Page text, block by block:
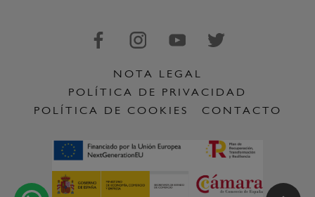
NOTA LEGAL
POLÍTICA DE PRIVACIDAD
POLÍTICA DE COOKIES
CONTACTO